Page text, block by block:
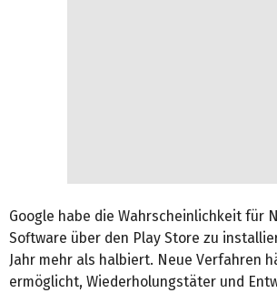
Google habe die Wahrscheinlichkeit für
Software über den Play Store zu
Jahr mehr als halbiert. Neue Verfahren
ermöglicht, Wiederholungstäter und